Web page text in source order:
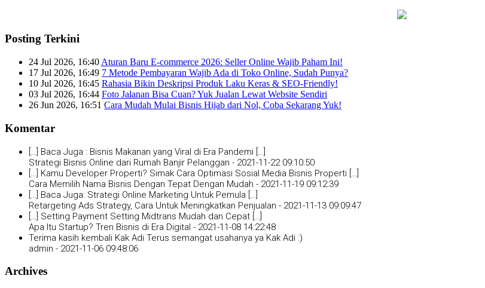
Posting Terkini
24 Jul 2026, 16:40 Aturan Baru E-commerce 2026: Seller Online Wajib Paham Ini!
17 Jul 2026, 16:49 7 Metode Pembayaran Wajib Ada di Toko Online, Sudah Punya?
10 Jul 2026, 16:45 Rahasia Bikin Deskripsi Produk Laku Keras & SEO-Friendly!
03 Jul 2026, 16:44 Foto Jalanan Bisa Cuan? Yuk Jualan Lewat Website Sendiri
26 Jun 2026, 16:51 Cara Mudah Mulai Bisnis Hijab dari Nol, Coba Sekarang Yuk!
Komentar
[…] Baca Juga : Bisnis Makanan yang Viral di Era Pandemi […]
Strategi Bisnis Online dari Rumah Banjir Pelanggan - 2021-11-22 09:10:50
[…] Kamu Developer Properti? Simak Cara Optimasi Sosial Media Bisnis Properti […]
Cara Memilih Nama Bisnis Dengan Tepat Dengan Mudah - 2021-11-19 09:12:39
[…] Baca Juga: Strategi Online Marketing Untuk Pemula […]
Retargeting Ads Strategy, Cara Untuk Meningkatkan Penjualan - 2021-11-13 09:09:47
[…] Setting Payment Setting Midtrans Mudah dan Cepat […]
Apa Itu Startup? Tren Bisnis di Era Digital - 2021-11-08 14:22:48
Terima kasih kembali Kak Adi Terus semangat usahanya ya Kak Adi :)
admin - 2021-11-06 09:48:06
Archives